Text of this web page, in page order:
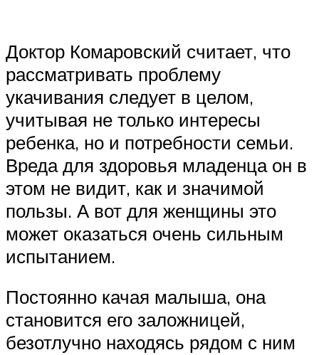
Доктор Комаровский считает, что
рассматривать проблему
укачивания следует в целом,
учитывая не только интересы
ребенка, но и потребности семьи.
Вреда для здоровья младенца он в
этом не видит, как и значимой
пользы. А вот для женщины это
может оказаться очень сильным
испытанием.
Постоянно качая малыша, она
становится его заложницей,
безотлучно находясь рядом с ним